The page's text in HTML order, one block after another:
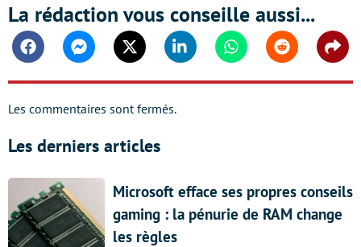
La rédaction vous conseille aussi...
FacebookMessengerTwitter Linkedin WhatsappReddit
Les commentaires sont fermés.
Les derniers articles
Microsoft efface ses propres conseils
gaming : la pénurie de RAM change
les règles